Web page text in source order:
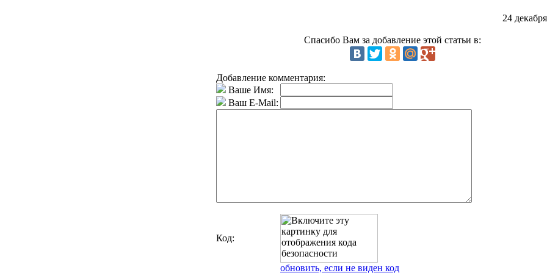
24
Спасибо Вам за добавление этой статьи в:
Добавление комментария:
Ваше Имя:
Ваш E-Mail:
Код:
обновить, если не виден код